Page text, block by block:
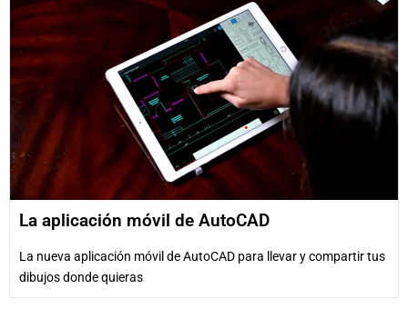
La aplicación móvil de AutoCAD
La nueva aplicación móvil de AutoCAD para llevar y compartir tus
dibujos donde quieras